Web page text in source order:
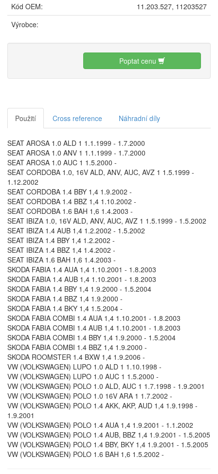
Kód OEM:
11.203.527, 11203527
Výrobce:
Poptat cenu
Použití Cross reference Náhradní díly
SEAT AROSA 1.0 ALD 1 1.1.1999 - 1.7.2000
SEAT AROSA 1.0 ANV 1 1.1.1999 - 1.7.2000
SEAT AROSA 1.0 AUC 1 1.5.2000 -
SEAT CORDOBA 1.0, 16V ALD, ANV, AUC, AVZ 1 1.5.1999 -
1.12.2002
SEAT CORDOBA 1.4 BBY 1,4 1.9.2002 -
SEAT CORDOBA 1.4 BBZ 1,4 1.10.2002 -
SEAT CORDOBA 1.6 BAH 1,6 1.4.2003 -
SEAT IBIZA 1.0, 16V ALD, ANV, AUC, AVZ 1 1.5.1999 - 1.5.2002
SEAT IBIZA 1.4 AUB 1,4 1.2.2002 - 1.5.2002
SEAT IBIZA 1.4 BBY 1,4 1.2.2002 -
SEAT IBIZA 1.4 BBZ 1,4 1.4.2002 -
SEAT IBIZA 1.6 BAH 1,6 1.4.2003 -
SKODA FABIA 1.4 AUA 1,4 1.10.2001 - 1.8.2003
SKODA FABIA 1.4 AUB 1,4 1.10.2001 - 1.8.2003
SKODA FABIA 1.4 BBY 1,4 1.9.2000 - 1.5.2004
SKODA FABIA 1.4 BBZ 1,4 1.9.2000 -
SKODA FABIA 1.4 BKY 1,4 1.5.2004 -
SKODA FABIA COMBI 1.4 AUA 1,4 1.10.2001 - 1.8.2003
SKODA FABIA COMBI 1.4 AUB 1,4 1.10.2001 - 1.8.2003
SKODA FABIA COMBI 1.4 BBY 1,4 1.9.2000 - 1.5.2004
SKODA FABIA COMBI 1.4 BBZ 1,4 1.9.2000 -
SKODA ROOMSTER 1.4 BXW 1,4 1.9.2006 -
VW (VOLKSWAGEN) LUPO 1.0 ALD 1 1.10.1998 -
VW (VOLKSWAGEN) LUPO 1.0 AUC 1 1.5.2000 -
VW (VOLKSWAGEN) POLO 1.0 ALD, AUC 1 1.7.1998 - 1.9.2001
VW (VOLKSWAGEN) POLO 1.0 16V ARA 1 1.7.2002 -
VW (VOLKSWAGEN) POLO 1.4 AKK, AKP, AUD 1,4 1.9.1998 -
1.9.2001
VW (VOLKSWAGEN) POLO 1.4 AUA 1,4 1.9.2001 - 1.1.2002
VW (VOLKSWAGEN) POLO 1.4 AUB, BBZ 1,4 1.9.2001 - 1.5.2005
VW (VOLKSWAGEN) POLO 1.4 BBY, BKY 1,4 1.9.2001 - 1.5.2005
VW (VOLKSWAGEN) POLO 1.6 BAH 1,6 1.5.2002 -